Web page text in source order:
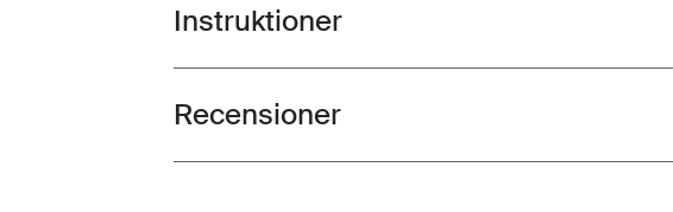
Toggle guides and instructions
Instruktioner
Toggle overview
Recensioner